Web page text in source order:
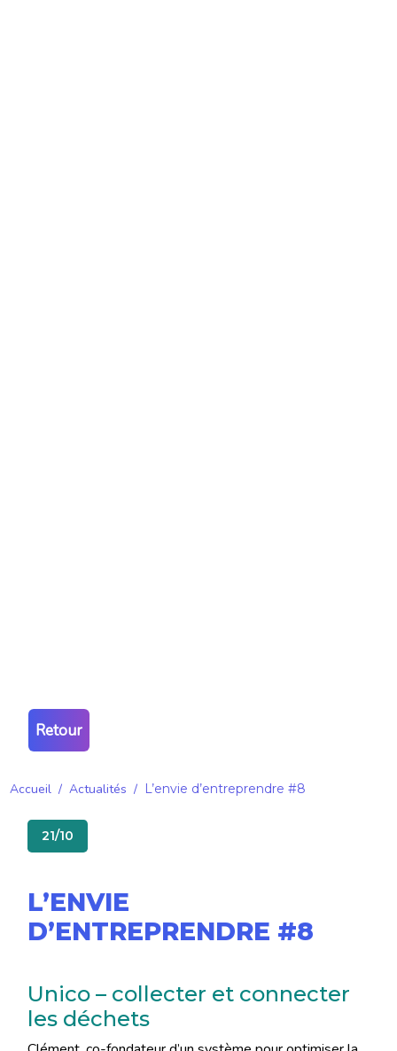
Retour
Accueil / Actualités / L’envie d’entreprendre #8
21/10
L’ENVIE
D’ENTREPRENDRE #8
Unico – collecter et connecter
les déchets